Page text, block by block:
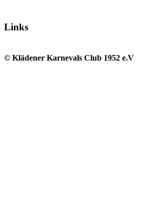
Links
© Klädener Karnevals Club 1952 e.V